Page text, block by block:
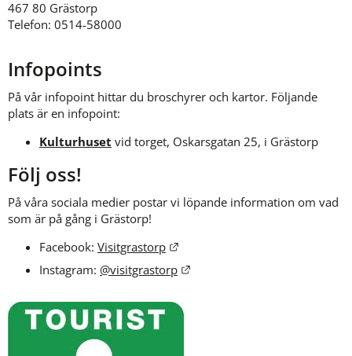
467 80 Grästorp
Telefon: 0514-58000
Infopoints
På vår infopoint hittar du broschyrer och kartor. Följande
plats är en infopoint:
Kulturhuset vid torget, Oskarsgatan 25, i Grästorp
Följ oss!
På våra sociala medier postar vi löpande information om vad
som är på gång i Grästorp!
Facebook: Visitgrastorp
Länk till annan webbplats.
Instagram: @visitgrastorp Länk till annan webbplats.